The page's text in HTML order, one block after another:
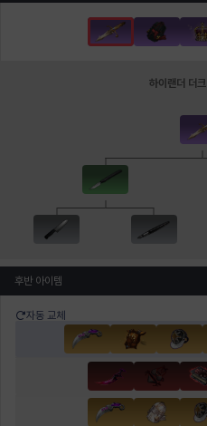
하이랜더 더크
후반 아이템
자동 교체